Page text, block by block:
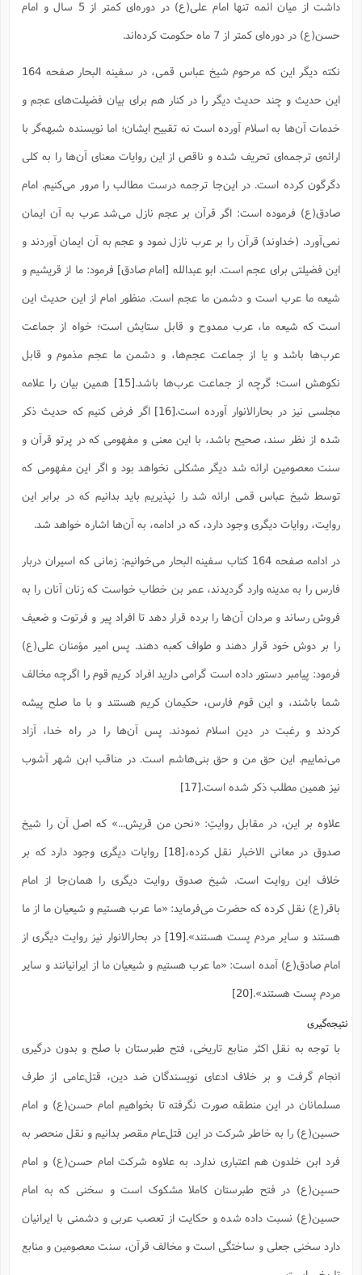
داشت از میان ائمه تنها امام علی(ع) در دوره‌ای کمتر از 5 سال و امام
حسن(ع) در دوره‌ای کمتر از 7 ماه حکومت کرده‌اند.
نکته دیگر این که مرحوم شیخ عباس قمی، در سفینه البحار صفحه 164
این حدیث و چند حدیث دیگر را در کنار هم برای بیان فضیلت‌های عجم و
خدمات آن‌ها به اسلام آورده است نه تقبیح ایشان؛ اما نویسنده شبهه‌گر با
ارائه‌ی ترجمه‌ای تحریف شده و ناقص از این روایات معنای آن‌ها را به کلی
دگرگون کرده است. در این‌جا ترجمه درست مطالب را مرور می‌کنیم. امام
صادق(ع) فرموده است: اگر قرآن بر عجم نازل می‌شد عرب به آن ایمان
نمی‌آورد. (خداوند) قرآن را بر عرب نازل نمود و عجم به آن ایمان آوردند و
این فضیلتی برای عجم است. ابو عبدالله [امام صادق] فرمود: ما از قریشیم و
شیعه ما عرب است و دشمن ما عجم است. منظور امام از این حدیث این
است که شیعه ما، عرب ممدوح و قابل ستایش است؛ خواه از جماعت
عرب‌ها باشد و یا از جماعت عجم‌ها، و دشمن ما عجم مذموم و قابل
نکوهش است؛ گرچه از جماعت عرب‌ها باشد.[15]
همین بیان را علامه
مجلسی نیز در بحارالانوار آورده است.[16]
اگر فرض کنیم که حدیث ذکر
شده از نظر سند، صحیح باشد، با این معنی و مفهومی که در پرتو قرآن و
سنت معصومین ارائه شد دیگر مشکلی نخواهد بود و اگر این مفهومی که
توسط شیخ عباس قمی ارائه شد را نپذیریم باید بدانیم که در برابر این
روایت، روایات دیگری وجود دارد، که در ادامه، به آن‌ها اشاره خواهد شد.
در ادامه صفحه 164 کتاب سفینه البحار می‌خوانیم: زمانی که اسیران دربار
فارس را به مدینه وارد گردیدند، عمر بن خطاب خواست که زنان آنان را به
فروش رساند و مردان آن‌ها را برده قرار دهد تا افراد پیر و فرتوت و ضعیف
را بر دوش خود قرار دهند و طواف کعبه دهند. پس امیر مؤمنان علی(ع)
فرمود: پیامبر دستور داده است گرامی دارید افراد کریم قوم را اگرچه مخالف
شما باشند، و این قوم فارس، حکیمان کریم هستند و با ما صلح پیشه
کردند و رغبت در دین اسلام نمودند. پس آن‌ها را در راه خدا، آزاد
می‌نماییم. این حق من و حق بنی‌هاشم است. در مناقب ابن شهر آشوب
نیز همین مطلب ذکر شده است.[17]
علاوه بر این، در مقابل روایتِ: «نحن من قریش...» که اصل آن را شیخ
صدوق در معانی الاخبار نقل کرده،[18]
روایات دیگری وجود دارد که بر
خلاف این روایت است. شیخ صدوق روایت دیگری را همان‌جا از امام
باقر(ع) نقل کرده که حضرت می‌فرماید: «ما عرب هستیم و شیعیان ما از ما
هستند و سایر مردم پست هستند».[19]
در بحارالانوار نیز روایت دیگری از
امام صادق(ع) آمده است: «ما عرب هستیم و شیعیان ما از ایرانیانند و سایر
مردم پست هستند».[20]
نتیجه‌گیری
با توجه به نقل اکثر منابع تاریخی، فتح طبرستان با صلح و بدون درگیری
انجام گرفت و بر خلاف ادعای نویسندگان ضد دین، قتل‌عامی از طرف
مسلمانان در این منطقه صورت نگرفته تا بخواهیم امام حسن(ع) و امام
حسین(ع) را به خاطر شرکت در این قتل‌عام مقصر بدانیم و نقل منحصر به
فرد ابن خلدون هم اعتباری ندارد. به علاوه شرکت امام حسن(ع) و امام
حسین(ع) در فتح طبرستان کاملا مشکوک است و سخنی که به امام
حسین(ع) نسبت داده شده و حکایت از تعصب عربی و دشمنی با ایرانیان
دارد سخنی جعلی و ساختگی است و مخالف قرآن، سنت معصومین و منابع